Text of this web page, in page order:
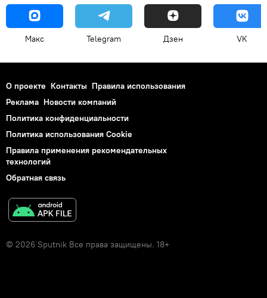
Макс Telegram Дзен VK
О проекте Контакты Правила использования
Реклама Новости компаний
Политика конфиденциальности
Политика использования Cookie
Правила применения рекомендательных
технологий
Обратная связь
© 2026 Sputnik Все права защищены. 18+